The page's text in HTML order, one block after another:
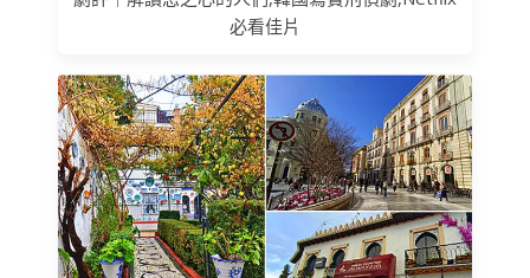
必看佳片